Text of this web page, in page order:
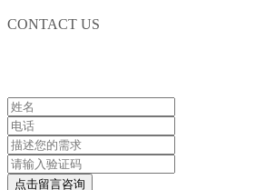
CONTACT US